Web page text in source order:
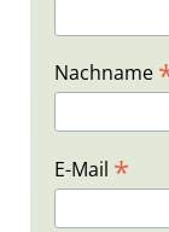
Nachname
E-Mail *